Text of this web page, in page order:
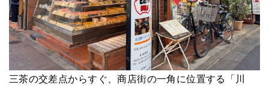
三茶の交差点からすぐ、商店街の一角に位置する「川